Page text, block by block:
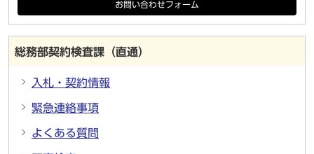
お問い合わせフォーム
総務部契約検査課（直通）
入札・契約情報
緊急連絡事項
よくある質問